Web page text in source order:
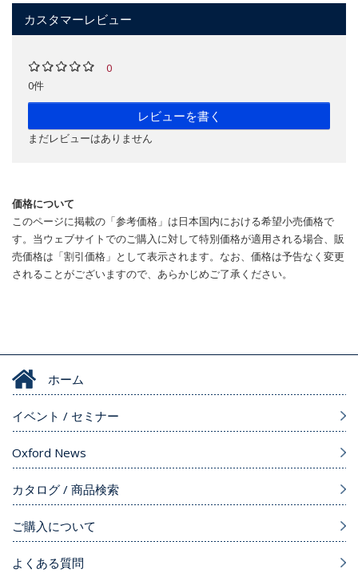
カスタマーレビュー
0
0件
レビューを書く
まだレビューはありません
価格について
このページに掲載の「参考価格」は日本国内における希望小売価格で
す。当ウェブサイトでのご購入に対して特別価格が適用される場合、販
売価格は「割引価格」として表示されます。なお、価格は予告なく変更
されることがございますので、あらかじめご了承ください。
ホーム
イベント / セミナー
Oxford News
カタログ / 商品検索
ご購入について
よくある質問